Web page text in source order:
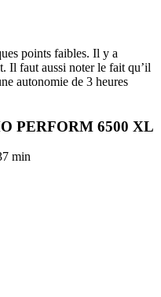
points faibles. Il y a
Il faut aussi noter le fait qu’il
autonomie de 3 heures
PERFORM 6500 XL
min